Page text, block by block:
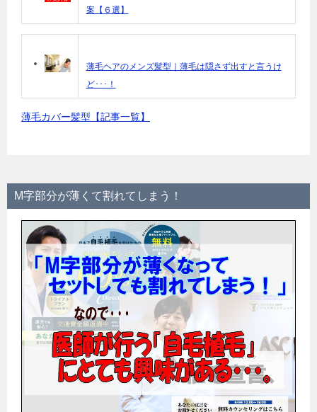
案【６選】
薄毛ヘアのメンズ髪型｜薄毛は隠さず出すと言うけ
ど･･･！
薄毛カバー髪型【記事一覧】
M字部分が薄くて割れてしまう！